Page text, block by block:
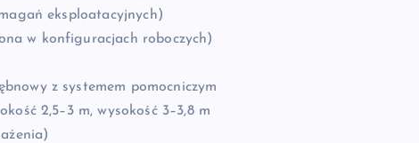
eksploatacyjnych)
w konfiguracjach roboczych)
z systemem pomocniczym
2,5–3 m, wysokość 3–3,8 m